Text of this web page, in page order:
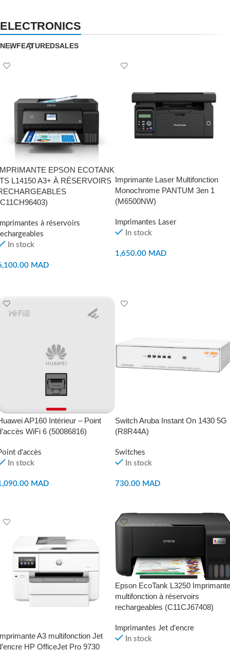
ELECTRONICS
NEWFEATUREDSALES
EPSON ECOTANK
L14150 A3+ À RÉSERVOIRS
à réservoirs
In stock
MAD
Imprimante Laser Multifonction
Monochrome PANTUM 3en 1
(M6500NW)
Imprimantes Laser
In stock
1,650.00 MAD
AP160 Intérieur – Point
WiFi 6 (50086816)
d'accès
In stock
MAD
Switch Aruba Instant On 1430 5G
(R8R44A)
Switches
In stock
730.00 MAD
A3 multifonction Jet
HP OfficeJet Pro 9730
Epson EcoTank L3250 Imprimante
multifonction à réservoirs
rechargeables (C11CJ67408)
Imprimantes Jet d'encre
In stock